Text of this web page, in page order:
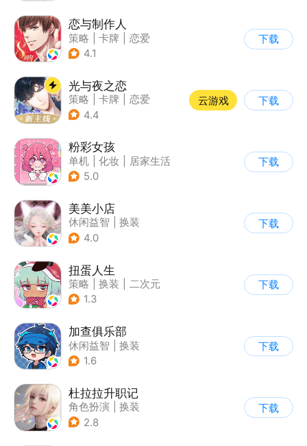
恋与制作人
策略 卡牌
恋爱
| 乙女
4.1
下载
光与夜之恋
策略 卡牌
恋爱
| 乙女
4.4
云游戏 下载
粉彩女孩
单机 化妆
居家生活
| 女性向
5.0
下载
美美小店
休闲益智
换装
| 女性向
4.0
下载
扭蛋人生
策略 换装
二次元
| 休闲益智
1.3
下载
加查俱乐部
休闲益智
换装
1.6
下载
杜拉拉升职记
角色扮演
换装
| 小说改编
2.8
下载